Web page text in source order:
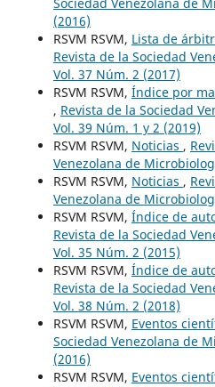
Sociedad Venezolana de
(2016)
RSVM RSVM, Lista de
Revista de la Sociedad
Vol. 37 Núm. 2 (2017)
RSVM RSVM, Índice por
, Revista de la Sociedad
Vol. 39 Núm. 1 y 2 (2019)
RSVM RSVM, Noticias ,
Venezolana de
RSVM RSVM, Noticias ,
Venezolana de
RSVM RSVM, Índice de
Revista de la Sociedad
Vol. 35 Núm. 2 (2015)
RSVM RSVM, Índice de
Revista de la Sociedad
Vol. 38 Núm. 2 (2018)
RSVM RSVM, Eventos
Sociedad Venezolana de
(2016)
RSVM RSVM, Eventos